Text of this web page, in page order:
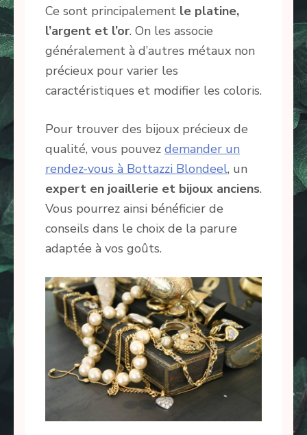
Ce sont principalement le platine,
l’argent et l’or. On les associe
généralement à d’autres métaux non
précieux pour varier les
caractéristiques et modifier les coloris.
Pour trouver des bijoux précieux de
qualité, vous pouvez demander un
rendez-vous à Bottazzi Blondeel, un
expert en joaillerie et bijoux anciens.
Vous pourrez ainsi bénéficier de
conseils dans le choix de la parure
adaptée à vos goûts.